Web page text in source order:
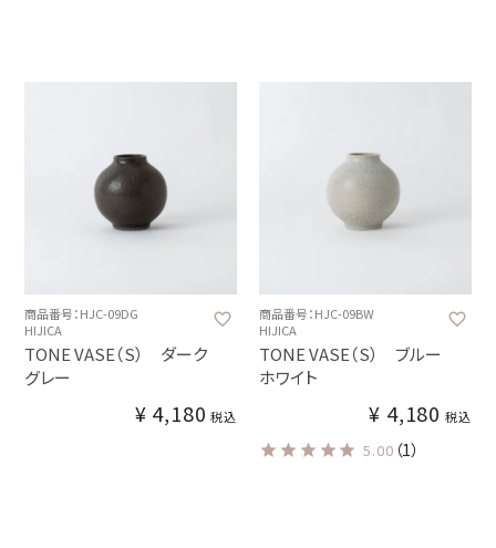
商品番号：HJC-09DG
HIJICA
TONE VASE（S） ダーク
グレー
¥ 4,180 税込
商品番号：HJC-09BW
HIJICA
TONE VASE（S） ブルー
ホワイト
¥ 4,180 税込
5.00 （1）